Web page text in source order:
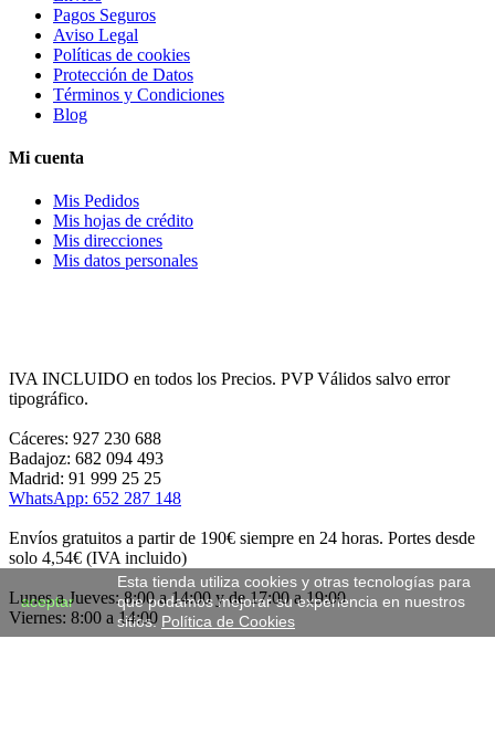
Pagos Seguros
Aviso Legal
Políticas de cookies
Protección de Datos
Términos y Condiciones
Blog
Mi cuenta
Mis Pedidos
Mis hojas de crédito
Mis direcciones
Mis datos personales
IVA INCLUIDO en todos los Precios. PVP Válidos salvo error
tipográfico.
Cáceres: 927 230 688
Badajoz: 682 094 493
Madrid: 91 999 25 25
WhatsApp: 652 287 148
Envíos gratuitos a partir de 190€ siempre en 24 horas. Portes desde
solo 4,54€ (IVA incluido)
Lunes a Jueves: 8:00 a 14:00 y de 17:00 a 19:00
Viernes: 8:00 a 14:00
aceptar
Esta tienda utiliza cookies y otras tecnologías para
que podamos mejorar su experiencia en nuestros
sitios. Política de Cookies